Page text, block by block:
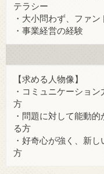
テラシー
・大小問わず、ファ
・事業経営の経験
【求める人物像】
・コミュニケーショ
方
・問題に対して能動
る方
・好奇心が強く、新
方